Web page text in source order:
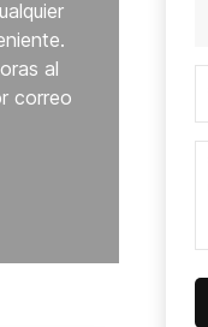
al
correo